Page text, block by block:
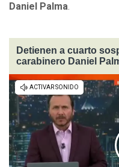
Daniel Palma.
Detienen a cuarto
carabinero Daniel